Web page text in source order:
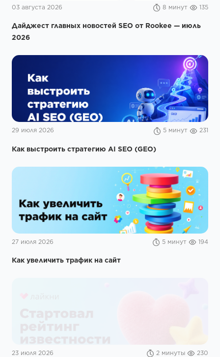
03 августа 2026 8 минут 135
Дайджест главных новостей SEO от Rookee — июль
2026
29 июля 2026 5 минут 231
Как выстроить стратегию AI SEO (GEO)
27 июля 2026 5 минут 194
Как увеличить трафик на сайт
23 июля 2026 2 минуты 230